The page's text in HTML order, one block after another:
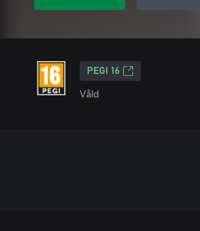
PEGI 16
Våld